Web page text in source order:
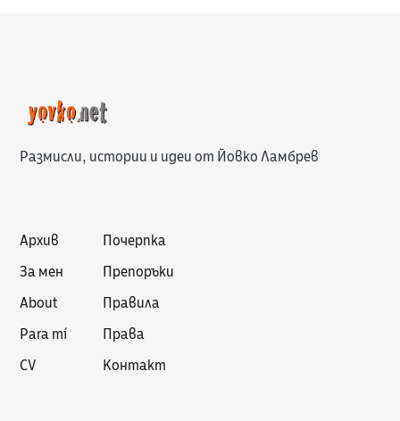
Размисли, истории и идеи от Йовко Ламбрев
Архив
За мен
About
Para mí
CV
Почерпка
Препоръки
Правила
Права
Контакт